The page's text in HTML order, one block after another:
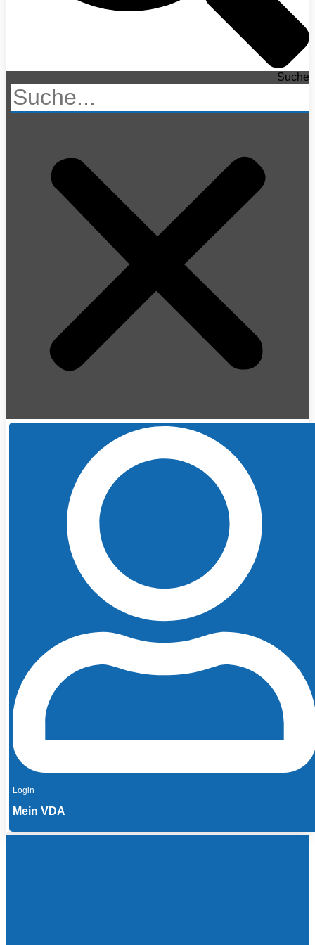
Suche
Login
Mein VDA